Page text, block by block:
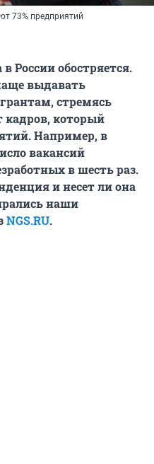
73% предприятий
России обостряется.
выдавать
стремясь
кадров, который
Например, в
вакансий
в шесть раз.
и несет ли она
наши
NGS.RU.